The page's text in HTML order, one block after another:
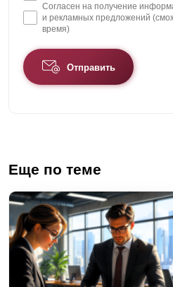
Согласен на получение
и рекламных предложений
время)
Отправить
Еще по теме